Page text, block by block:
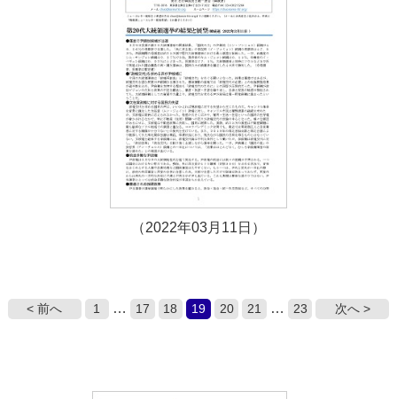
（2022年03月11日）
< 前へ 1 … 17 18 19 20 21 … 23 次へ >